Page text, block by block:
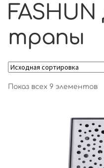
трапы
Показ всех 9 элементов